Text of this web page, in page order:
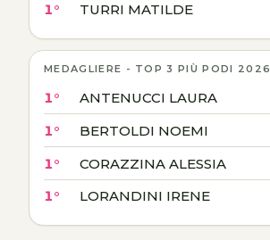
1° TURRI MATILDE
MEDAGLIERE - TOP 3 PIÙ PODI 2026
1° ANTENUCCI LAURA
1° BERTOLDI NOEMI
1° CORAZZINA ALESSIA
1° LORANDINI IRENE